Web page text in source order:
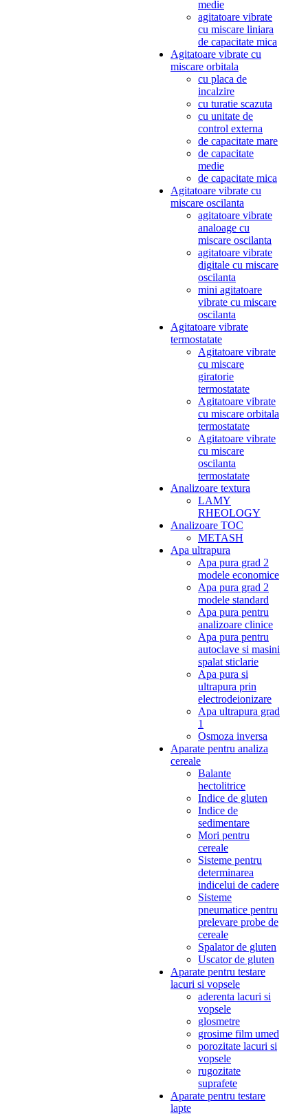
medie
agitatoare vibrate
cu miscare liniara
de capacitate mica
Agitatoare vibrate cu
miscare orbitala
cu placa de
incalzire
cu turatie scazuta
cu unitate de
control externa
de capacitate mare
de capacitate
medie
de capacitate mica
Agitatoare vibrate cu
miscare oscilanta
agitatoare vibrate
analoage cu
miscare oscilanta
agitatoare vibrate
digitale cu miscare
oscilanta
mini agitatoare
vibrate cu miscare
oscilanta
Agitatoare vibrate
termostatate
Agitatoare vibrate
cu miscare
giratorie
termostatate
Agitatoare vibrate
cu miscare orbitala
termostatate
Agitatoare vibrate
cu miscare
oscilanta
termostatate
Analizoare textura
LAMY
RHEOLOGY
Analizoare TOC
METASH
Apa ultrapura
Apa pura grad 2
modele economice
Apa pura grad 2
modele standard
Apa pura pentru
analizoare clinice
Apa pura pentru
autoclave si masini
spalat sticlarie
Apa pura si
ultrapura prin
electrodeionizare
Apa ultrapura grad
1
Osmoza inversa
Aparate pentru analiza
cereale
Balante
hectolitrice
Indice de gluten
Indice de
sedimentare
Mori pentru
cereale
Sisteme pentru
determinarea
indicelui de cadere
Sisteme
pneumatice pentru
prelevare probe de
cereale
Spalator de gluten
Uscator de gluten
Aparate pentru testare
lacuri si vopsele
aderenta lacuri si
vopsele
glosmetre
grosime film umed
porozitate lacuri si
vopsele
rugozitate
suprafete
Aparate pentru testare
lapte